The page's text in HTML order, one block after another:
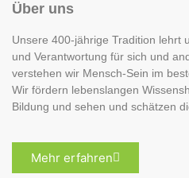
Über uns
Unsere 400-jährige Tradition lehrt
und Verantwortung für sich und
verstehen wir Mensch-Sein im
Wir fördern lebenslangen
Bildung und sehen und schätzen
Mehr erfahren